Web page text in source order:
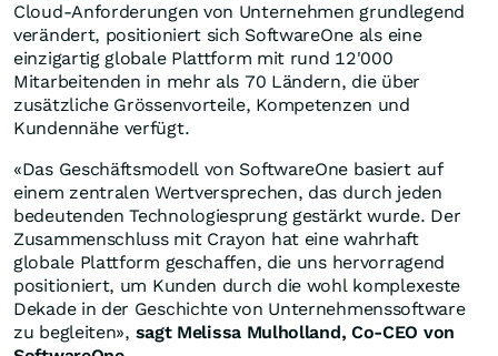
Cloud-Anforderungen von Unternehmen grundlegend
verändert, positioniert sich SoftwareOne als eine
einzigartig globale Plattform mit rund 12'000
Mitarbeitenden in mehr als 70 Ländern, die über
zusätzliche Grössenvorteile, Kompetenzen und
Kundennähe verfügt.
«Das Geschäftsmodell von SoftwareOne basiert auf
einem zentralen Wertversprechen, das durch jeden
bedeutenden Technologiesprung gestärkt wurde. Der
Zusammenschluss mit Crayon hat eine wahrhaft
globale Plattform geschaffen, die uns hervorragend
positioniert, um Kunden durch die wohl komplexeste
Dekade in der Geschichte von Unternehmenssoftware
zu begleiten», sagt Melissa Mulholland, Co-CEO von